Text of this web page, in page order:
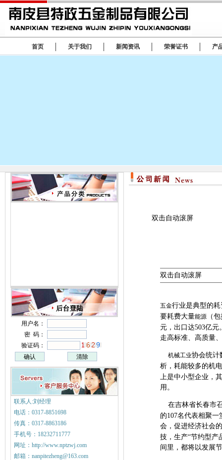
首页 关于我们 新闻资讯 荣誉证书 产
用户名：
密 码：
验证码：
联系人:刘经理
电话：0317-8851698
传真：0317-8863186
手机号：18232711777
网址：http://www.nptzwj.com
邮箱：nanpitezheng@163.com
双击自动滚屏
双击自动滚屏
五金行业是典型的
要耗费大量能源（包
元，出口达503亿
走高标准、高质量
机械工业协会统计
析，耗能较多的机
上是中小型企业，
用。
在吉林省长春市
的107名代表相聚
会，促进经济社会
技，生产“节约型产
间里，都将以发展